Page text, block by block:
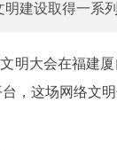
建设取得一系
明大会在福建
，这场网络文